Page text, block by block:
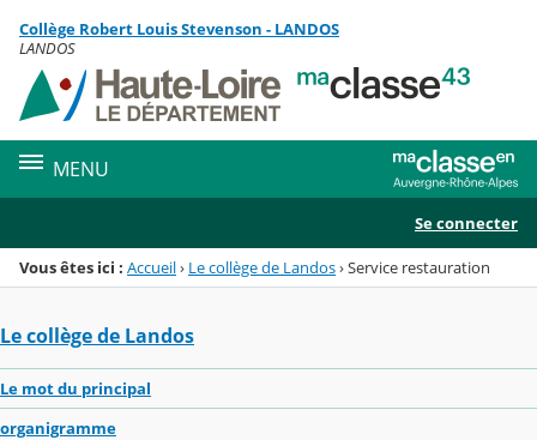
Menu de la rubrique
Contenu
Collège Robert Louis Stevenson - LANDOS
LANDOS
MENU
Se connecter
Vous êtes ici : Accueil› Le collège de Landos›Service restauration
Le collège de Landos
Le mot du principal
organigramme